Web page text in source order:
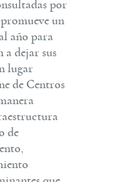
por
un
año para
a dejar sus
lugar
de Centros
de